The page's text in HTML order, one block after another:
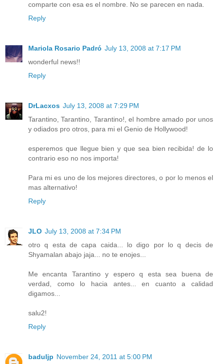
comparte con esa es el nombre. No se parecen en nada.
Reply
Mariola Rosario Padró July 13, 2008 at 7:17 PM
wonderful news!!
Reply
DrLacxos July 13, 2008 at 7:29 PM
Tarantino, Tarantino, Tarantino!, el hombre amado por unos
y odiados pro otros, para mi el Genio de Hollywood!
esperemos que llegue bien y que sea bien recibida! de lo
contrario eso no nos importa!
Para mi es uno de los mejores directores, o por lo menos el
mas alternativo!
Reply
JLO July 13, 2008 at 7:34 PM
otro q esta de capa caida... lo digo por lo q decis de
Shyamalan abajo jaja... no te enojes...
Me encanta Tarantino y espero q esta sea buena de
verdad, como lo hacia antes... en cuanto a calidad
digamos...
salu2!
Reply
baduljp November 24, 2011 at 5:00 PM